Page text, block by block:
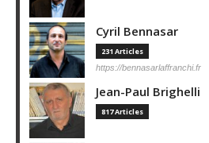
Cyril Bennasar
231 Articles
https://bennasarlaffranchi.fr
Jean-Paul Brighelli
817 Articles